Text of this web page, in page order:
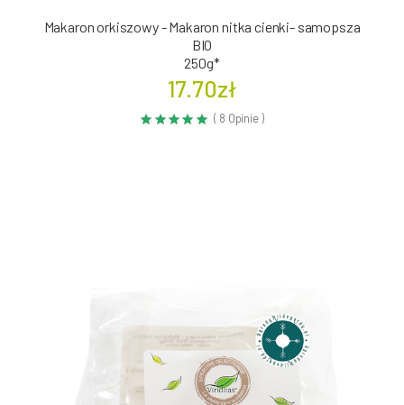
Makaron orkiszowy - Makaron nitka cienki- samopsza
BIO
250g*
17.70zł
( 8 Opinie )